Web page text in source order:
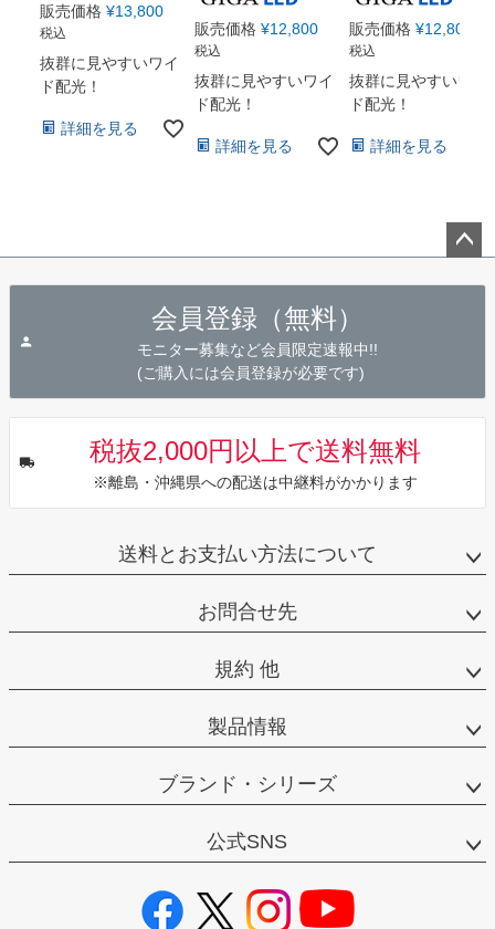
販売価格 ¥13,800
税込
抜群に見やすいワイ
ド配光！
詳細を見る
販売価格 ¥12,800
税込
抜群に見やすいワイ
ド配光！
詳細を見る
販売価格 ¥12,800
税込
抜群に見やすいワイ
ド配光！
詳細を見る
会員登録（無料）
モニター募集など会員限定速報中!!
(ご購入には会員登録が必要です)
税抜2,000円以上で送料無料
※離島・沖縄県への配送は中継料がかかります
送料とお支払い方法について
お問合せ先
規約 他
製品情報
ブランド・シリーズ
公式SNS